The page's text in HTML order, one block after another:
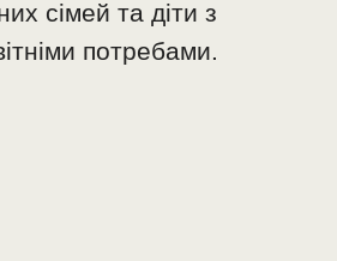
сімей та діти з
потребами.